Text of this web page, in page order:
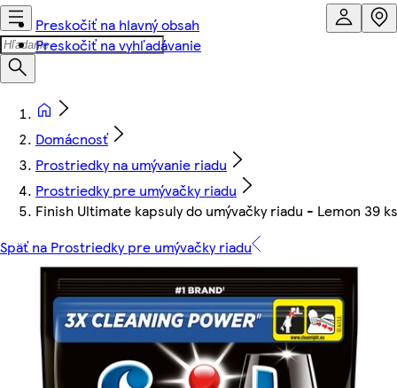
Preskočiť na hlavný obsah
Preskočiť na vyhľadávanie
Domácnosť
Prostriedky na umývanie riadu
Prostriedky pre umývačky riadu
Finish Ultimate kapsuly do umývačky riadu - Lemon 39 ks
Späť na Prostriedky pre umývačky riadu